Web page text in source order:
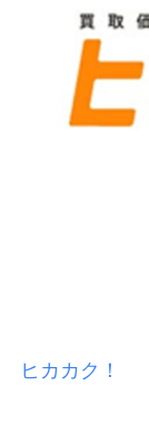
ヒカカク！